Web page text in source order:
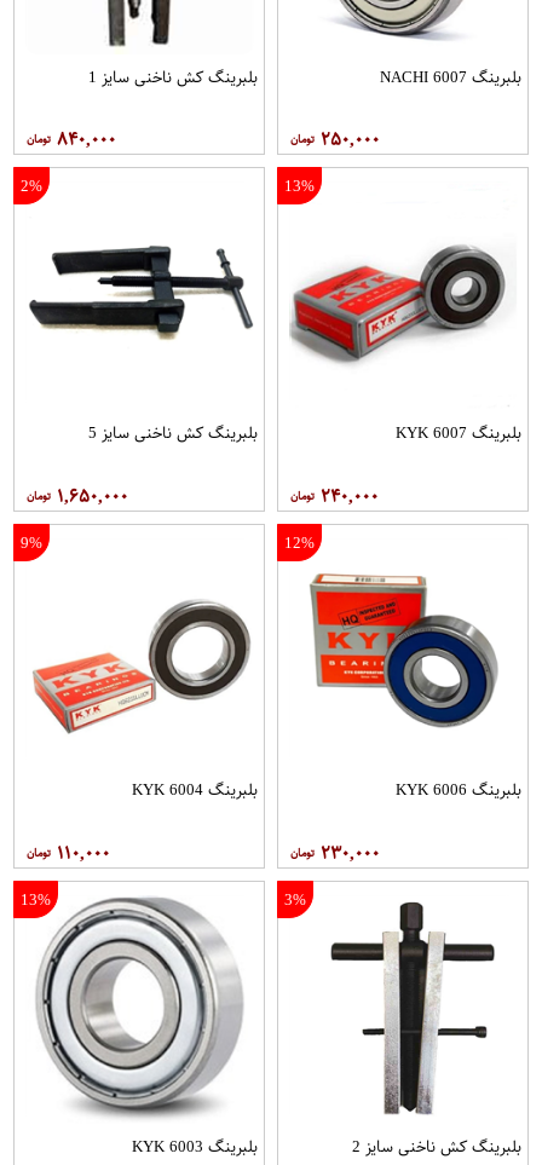
بلبرینگ 6007 NACHI
۲۵۰,۰۰۰
بلبرینگ کش ناخنی سایز 1
۸۴۰,۰۰۰
13%
بلبرینگ 6007 KYK
۲۴۰,۰۰۰
2%
بلبرینگ کش ناخنی سایز 5
۱,۶۵۰,۰۰۰
12%
بلبرینگ 6006 KYK
۲۳۰,۰۰۰
9%
بلبرینگ 6004 KYK
۱۱۰,۰۰۰
3%
بلبرینگ کش ناخنی سایز 2
13%
بلبرینگ 6003 KYK